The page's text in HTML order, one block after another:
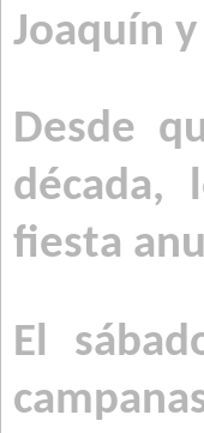
Joaquín
Desde
década,
fiesta
El